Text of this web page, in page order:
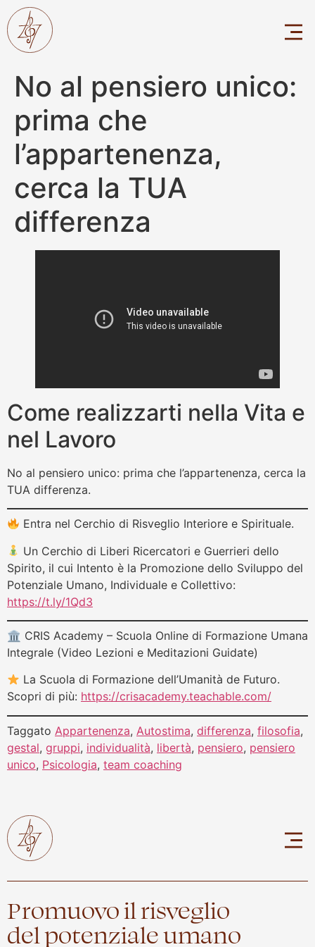
No al pensiero unico:
prima che
l’appartenenza,
cerca la TUA
differenza
Come realizzarti nella Vita e
nel Lavoro
No al pensiero unico: prima che l’appartenenza, cerca la
TUA differenza.
Entra nel Cerchio di Risveglio Interiore e Spirituale.
Un Cerchio di Liberi Ricercatori e Guerrieri dello
Spirito, il cui Intento è la Promozione dello Sviluppo del
Potenziale Umano, Individuale e Collettivo:
https://t.ly/1Qd3
🏛 CRIS Academy – Scuola Online di Formazione Umana
Integrale (Video Lezioni e Meditazioni Guidate)
La Scuola di Formazione dell’Umanità de Futuro.
Scopri di più: https://crisacademy.teachable.com/
Taggato Appartenenza, Autostima, differenza, filosofia,
gestal, gruppi, individualità, libertà, pensiero, pensiero
unico, Psicologia, team coaching
Promuovo il risveglio
del potenziale umano